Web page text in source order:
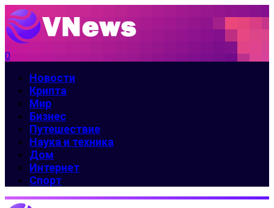
0
Новости
Крипта
Мир
Бизнес
Путешествие
Наука и техника
Дом
Интернет
Спорт